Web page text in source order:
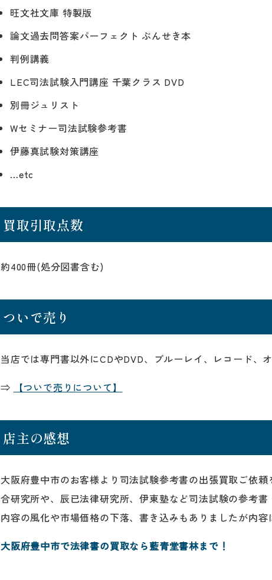
旺文社文庫 特製版
論文過去問答案パーフェクト ぶんせき本
判例講義
LEC司法試験入門講座 千葉クラス DVD
別冊ジュリスト
Wセミナー司法試験参考書
伊藤真試験対策講座
…etc
買取引取点数
約400冊(処分図書含む)
ついで売り
当店では専門書以外にCDやDVD、ブルーレイ、レコード、
⇒
【ついで売りについて】
店主の感想
大阪府豊中市のお客様より司法試験参考書の出張買取ご依
合研究所や、辰已法律研究所、伊東塾など司法試験の参考
内容の風化や市場価格の下落、書き込みもありましたが内容
大阪府豊中市で法律書の買取なら藍青堂書林まで！